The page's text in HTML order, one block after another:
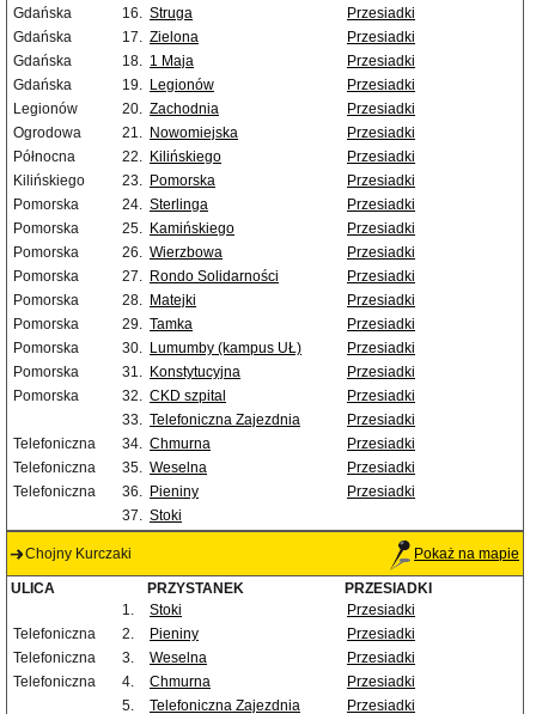
Gdańska
16. Struga
Przesiadki
Gdańska
17. Zielona
Przesiadki
Gdańska
18. 1 Maja
Przesiadki
Gdańska
19. Legionów
Przesiadki
Legionów
20. Zachodnia
Przesiadki
Ogrodowa
21. Nowomiejska
Przesiadki
Północna
22. Kilińskiego
Przesiadki
Kilińskiego
23. Pomorska
Przesiadki
Pomorska
24. Sterlinga
Przesiadki
Pomorska
25. Kamińskiego
Przesiadki
Pomorska
26. Wierzbowa
Przesiadki
Pomorska
27. Rondo Solidarności
Przesiadki
Pomorska
28. Matejki
Przesiadki
Pomorska
29. Tamka
Przesiadki
Pomorska
30. Lumumby (kampus UŁ)
Przesiadki
Pomorska
31. Konstytucyjna
Przesiadki
Pomorska
32. CKD szpital
Przesiadki
33. Telefoniczna Zajezdnia
Przesiadki
Telefoniczna
34. Chmurna
Przesiadki
Telefoniczna
35. Weselna
Przesiadki
Telefoniczna
36. Pieniny
Przesiadki
37. Stoki
Chojny Kurczaki Pokaż na mapie
ULICA PRZYSTANEK
PRZESIADKI
1.
Stoki
Przesiadki
Telefoniczna
2. Pieniny
Przesiadki
Telefoniczna
3. Weselna
Przesiadki
Telefoniczna
4. Chmurna
Przesiadki
5.
Telefoniczna Zajezdnia
Przesiadki